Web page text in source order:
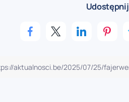
Udostępnij